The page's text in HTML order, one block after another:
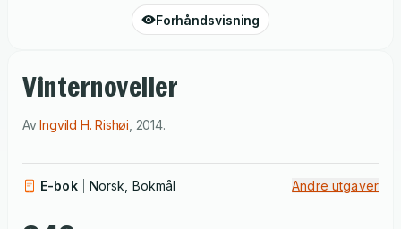
Forhåndsvisning
Vinternoveller
AvIngvild H. Rishøi 2014.
E-bok Norsk, Bokmål Andre utgaver